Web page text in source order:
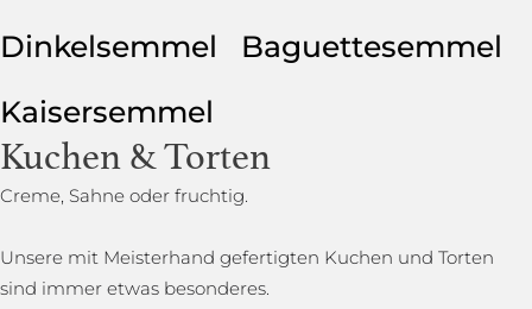
Dinkelsemmel
Baguettesemmel
Kaisersemmel
Kuchen & Torten
Creme, Sahne oder fruchtig.
Unsere mit Meisterhand gefertigten Kuchen und Torten
sind immer etwas besonderes.